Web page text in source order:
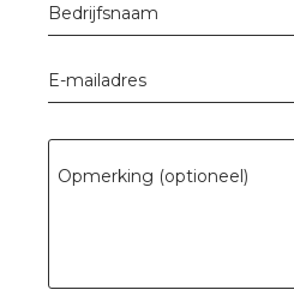
Bedrijfsnaam
E-mailadres
Opmerking (optioneel)
installeren
installeren in beton
installeren in de